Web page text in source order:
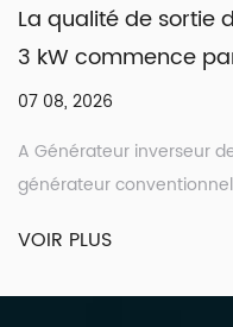
La qualité de sortie
3 kW commence
07 08, 2026
A Générateur inverseur de 3 kW assis à côté d'un
générateur conventionnel
VOIR PLUS